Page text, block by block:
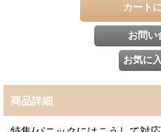
商品詳細